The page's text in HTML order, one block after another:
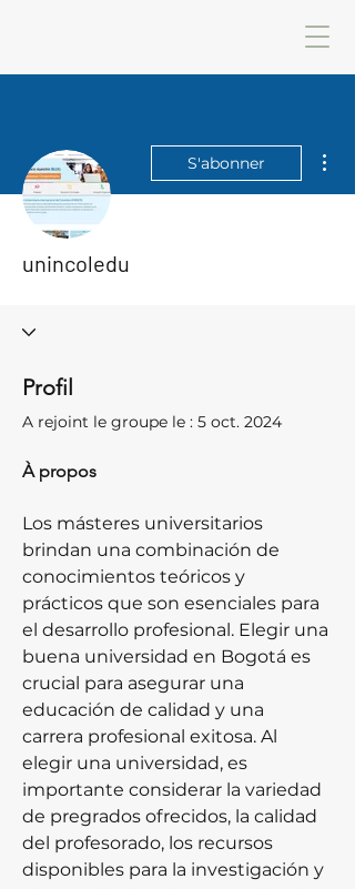
S'abonner
unincoledu
Profil
A rejoint le groupe le : 5 oct. 2024
À propos
Los másteres universitarios
brindan una combinación de
conocimientos teóricos y
prácticos que son esenciales para
el desarrollo profesional. Elegir una
buena universidad en Bogotá es
crucial para asegurar una
educación de calidad y una
carrera profesional exitosa. Al
elegir una universidad, es
importante considerar la variedad
de pregrados ofrecidos, la calidad
del profesorado, los recursos
disponibles para la investigación y